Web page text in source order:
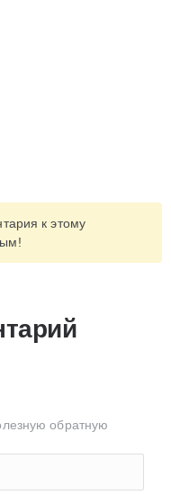
к этому
обратную